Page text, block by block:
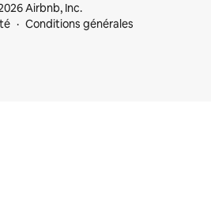
Airbnb, Inc.
Conditions générales